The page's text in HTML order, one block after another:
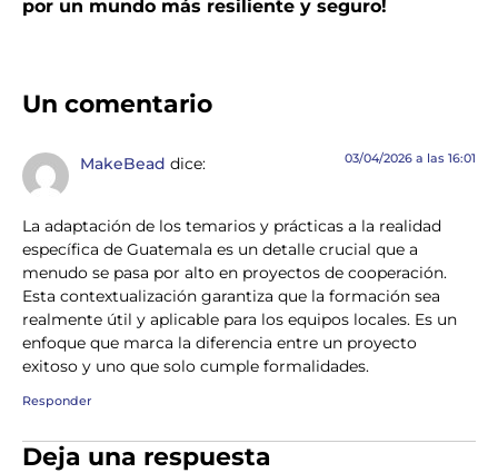
por un mundo más resiliente y seguro!
Un comentario
MakeBead dice: 03/04/2026 a las 16:01
La adaptación de los temarios y prácticas a la realidad
específica de Guatemala es un detalle crucial que a
menudo se pasa por alto en proyectos de cooperación.
Esta contextualización garantiza que la formación sea
realmente útil y aplicable para los equipos locales. Es un
enfoque que marca la diferencia entre un proyecto
exitoso y uno que solo cumple formalidades.
Responder
Deja una respuesta